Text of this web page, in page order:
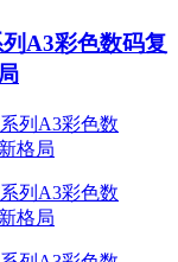
A3彩色数码复